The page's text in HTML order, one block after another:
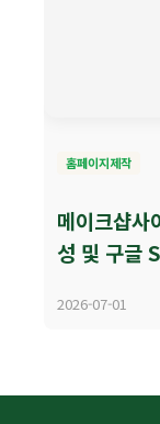
홈페이지제작
메이크샵사
성 및 구글
2026-07-01